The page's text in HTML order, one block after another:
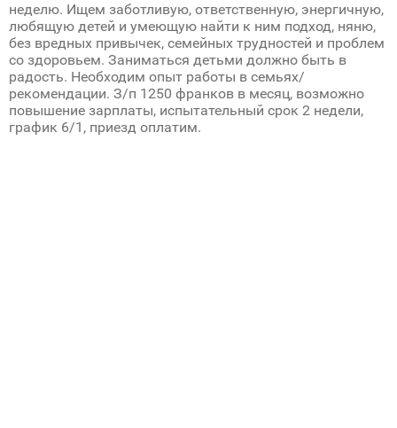
неделю. Ищем заботливую, ответственную, энергичную,
любящую детей и умеющую найти к ним подход, няню,
без вредных привычек, семейных трудностей и проблем
со здоровьем. Заниматься детьми должно быть в
радость. Необходим опыт работы в семьях/
рекомендации. З/п 1250 франков в месяц, возможно
повышение зарплаты, испытательный срок 2 недели,
график 6/1, приезд оплатим.